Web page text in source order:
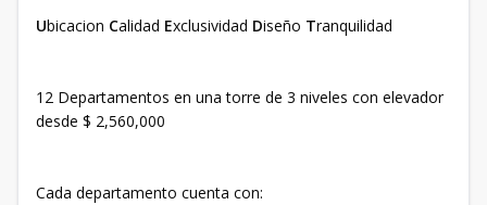
Ubicacion Calidad Exclusividad Diseño Tranquilidad
12 Departamentos en una torre de 3 niveles con elevador
desde $ 2,560,000
Cada departamento cuenta con: